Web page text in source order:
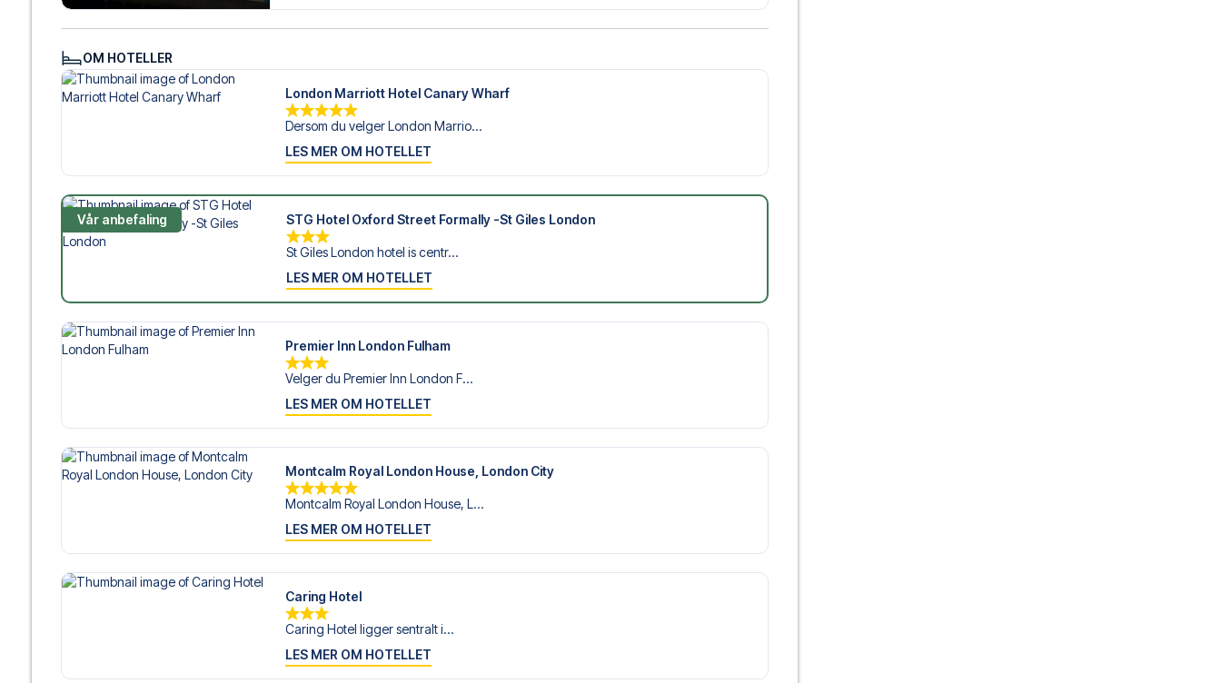
OM HOTELLER
London Marriott Hotel Canary Wharf
Dersom du velger London Marrio...
LES MER OM HOTELLET
Vår anbefaling STG Hotel Oxford Street Formally -St Giles London
St Giles London hotel is centr...
LES MER OM HOTELLET
Premier Inn London Fulham
Velger du Premier Inn London F...
LES MER OM HOTELLET
Montcalm Royal London House, London City
Montcalm Royal London House, L...
LES MER OM HOTELLET
Caring Hotel
Caring Hotel ligger sentralt i...
LES MER OM HOTELLET